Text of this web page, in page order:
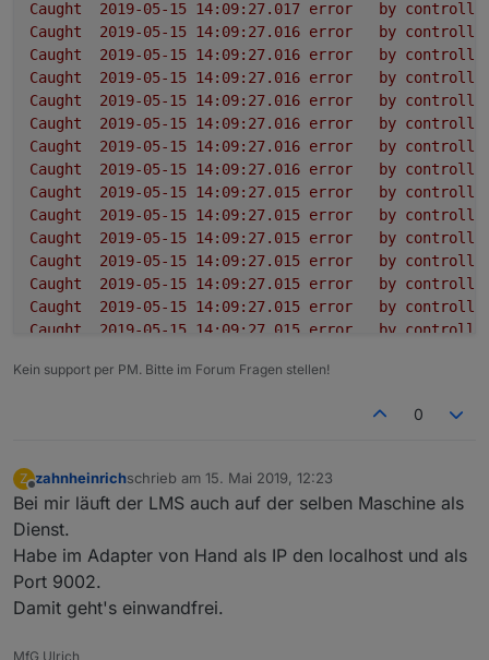
Caught
error by
Caught
error by
Caught
error by
Caught
error by
Caught
error by
Caught
error by
Caught
error by
Caught
error by
Caught
error by
Caught
error by
Caught
error by
Caught
error by
Caught
error by
Caught
error by
Caught
error by
Caught
2019-05-15 14:09:27.014 error
2019-05-15 14:09:26.961 info
squeezeboxrpc.0
squeezeboxrpc.0
squeezeboxrpc.0
2019-05-15 14:09:26.960 error at
squeezeboxrpc.0
squeezeboxrpc.0
2019-05-15 14:09:26.960 error at
squeezeboxrpc.0
squeezeboxrpc.0
squeezeboxrpc.0
Kein support per PM. Bitte im Forum Fragen stellen!
0
Z
Offline
zahnheinrichschrieb am 15. Mai 2019, 12:23
zuletzt editiert von
Bei mir läuft der LMS auch auf der selben Maschine als
Dienst.
Habe im Adapter von Hand als IP den localhost und als
Port 9002.
Damit geht's einwandfrei.
MfG Ulrich